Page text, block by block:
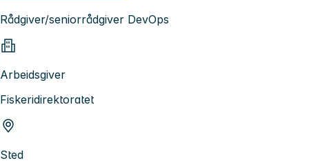
Rådgiver/seniorrådgiver DevOps
Arbeidsgiver
Fiskeridirektoratet
Sted